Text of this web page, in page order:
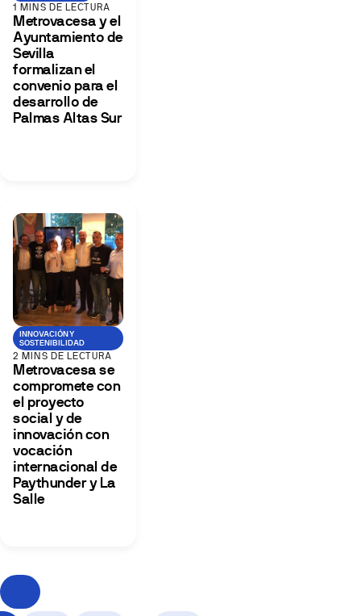
1 MINS DE LECTURA
Metrovacesa y el
Ayuntamiento de
Sevilla
formalizan el
convenio para el
desarrollo de
Palmas Altas Sur
INNOVACIÓN Y
SOSTENIBILIDAD
2 MINS DE LECTURA
Metrovacesa se
compromete con
el proyecto
social y de
innovación con
vocación
internacional de
Paythunder y La
Salle